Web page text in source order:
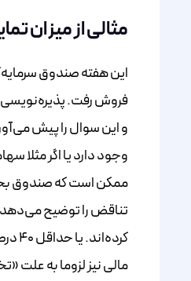
مثالی از میزان
این هفته صندوق
فروش رفت. پذیره‌نویسی
و این سوال را پیش
وجود دارد یا اگر مثلا
ممکن است که صندوق
مالی نیز لزوما به علت